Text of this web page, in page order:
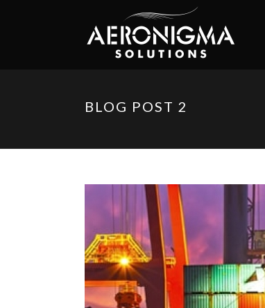
BLOG POST 2